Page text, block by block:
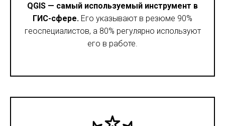
QGIS — самый используемый инструмент в
ГИС-сфере. Его указывают в резюме 90%
геоспециалистов, а 80% регулярно используют
его в работе.